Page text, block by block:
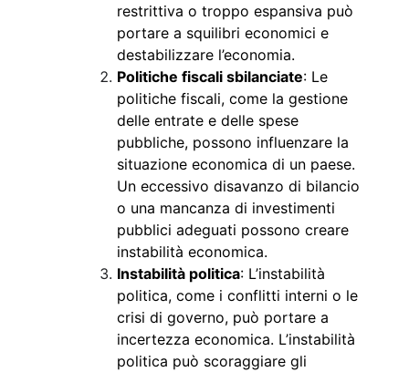
restrittiva o troppo espansiva può
portare a squilibri economici e
destabilizzare l’economia.
Politiche fiscali sbilanciate: Le
politiche fiscali, come la gestione
delle entrate e delle spese
pubbliche, possono influenzare la
situazione economica di un paese.
Un eccessivo disavanzo di bilancio
o una mancanza di investimenti
pubblici adeguati possono creare
instabilità economica.
Instabilità politica: L’instabilità
politica, come i conflitti interni o le
crisi di governo, può portare a
incertezza economica. L’instabilità
politica può scoraggiare gli